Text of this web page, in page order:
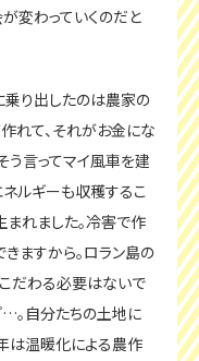
変わっていくのだと
り出したのは農家の
れて、それがお金にな
う言ってマイ風車を建
ルギーも収穫するこ
まれました。冷害で作
ますから。ロラン島の
だわる必要はないで
…。自分たちの土地に
は温暖化による農作